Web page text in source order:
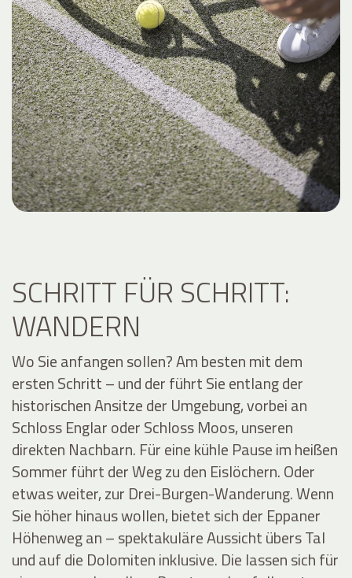
SCHRITT FÜR SCHRITT:
WANDERN
Wo Sie anfangen sollen? Am besten mit dem
ersten Schritt – und der führt Sie entlang der
historischen Ansitze der Umgebung, vorbei an
Schloss Englar oder Schloss Moos, unseren
direkten Nachbarn. Für eine kühle Pause im heißen
Sommer führt der Weg zu den Eislöchern. Oder
etwas weiter, zur Drei-Burgen-Wanderung. Wenn
Sie höher hinaus wollen, bietet sich der Eppaner
Höhenweg an – spektakuläre Aussicht übers Tal
und auf die Dolomiten inklusive. Die lassen sich für